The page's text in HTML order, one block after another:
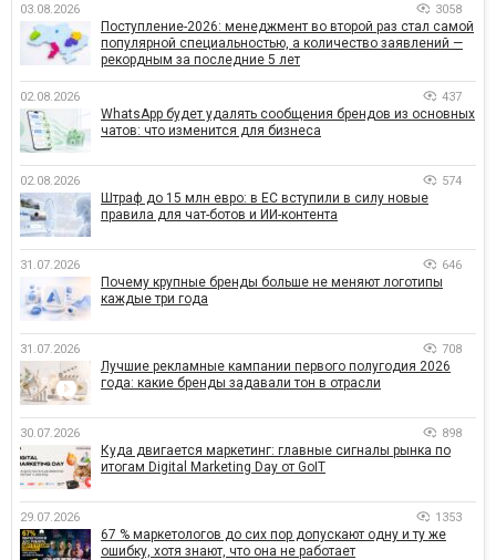
03.08.2026 3058
Поступление-2026: менеджмент во второй раз стал самой
популярной специальностью, а количество заявлений —
рекордным за последние 5 лет
02.08.2026 437
WhatsApp будет удалять сообщения брендов из основных
чатов: что изменится для бизнеса
02.08.2026 574
Штраф до 15 млн евро: в ЕС вступили в силу новые
правила для чат-ботов и ИИ-контента
31.07.2026 646
Почему крупные бренды больше не меняют логотипы
каждые три года
31.07.2026 708
Лучшие рекламные кампании первого полугодия 2026
года: какие бренды задавали тон в отрасли
30.07.2026 898
Куда двигается маркетинг: главные сигналы рынка по
итогам Digital Marketing Day от GoIT
29.07.2026 1353
67 % маркетологов до сих пор допускают одну и ту же
ошибку, хотя знают, что она не работает